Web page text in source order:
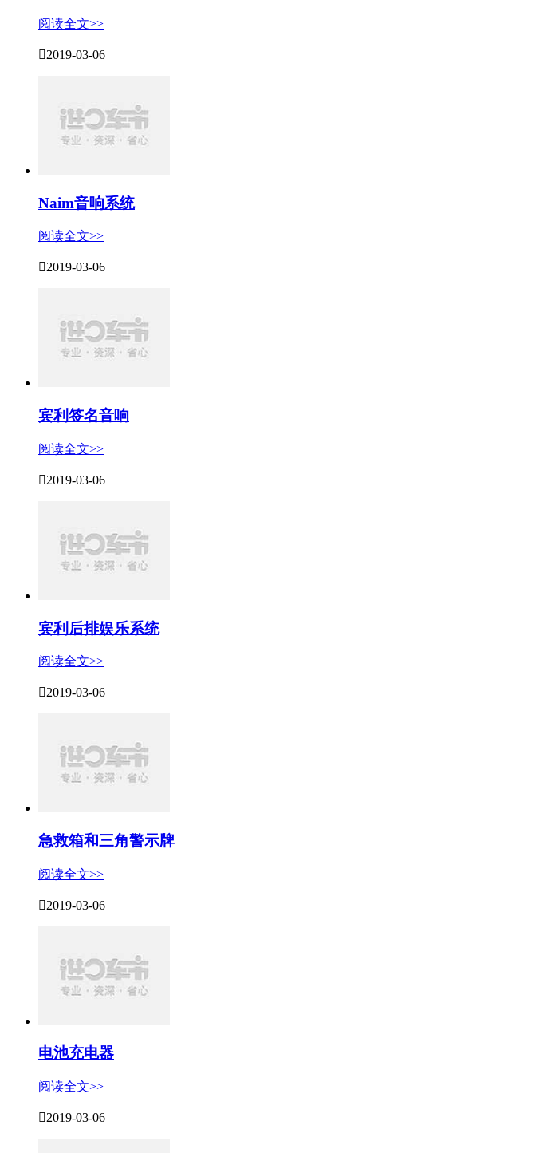
阅读全文>>
2019-03-06
Naim音响系统
阅读全文>>
2019-03-06
宾利签名音响
阅读全文>>
2019-03-06
宾利后排娱乐系统
阅读全文>>
2019-03-06
急救箱和三角警示牌
阅读全文>>
2019-03-06
电池充电器
阅读全文>>
2019-03-06